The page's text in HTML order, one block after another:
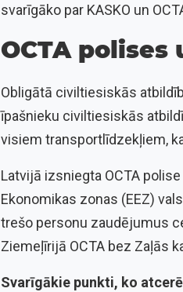
svarīgāko par KASKO un
OCTA
Obligātā civiltiesiskās
īpašnieku civiltiesiskās
visiem transportlīdzekļiem,
Latvijā izsniegta OCTA
Ekonomikas zonas (EEZ)
trešo personu zaudējumus
Ziemeļīrijā OCTA bez Zaļās
Svarīgākie punkti, ko